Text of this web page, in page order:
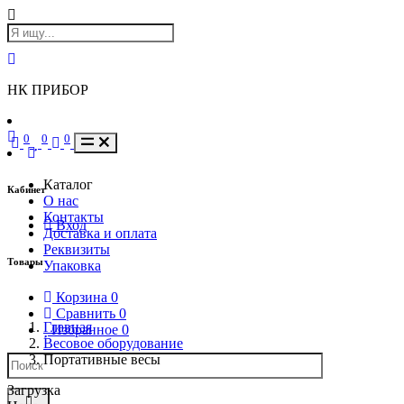
НК ПРИБОР
Кабинет
Вход
Товары
Корзина 0
Сравнить 0
Избранное 0
0 0 0
Каталог
О нас
Контакты
Доставка и оплата
Реквизиты
Упаковка
Главная
Весовое оборудование
Портативные весы
Загрузка